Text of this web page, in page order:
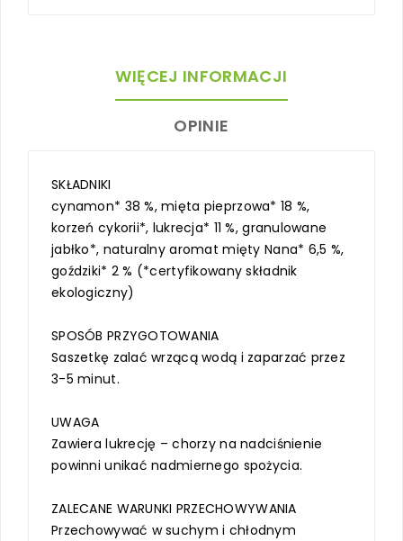
WIĘCEJ INFORMACJI
OPINIE
SKŁADNIKI
cynamon* 38 %, mięta pieprzowa* 18 %,
korzeń cykorii*, lukrecja* 11 %, granulowane
jabłko*, naturalny aromat mięty Nana* 6,5 %,
goździki* 2 % (*certyfikowany składnik
ekologiczny)
SPOSÓB PRZYGOTOWANIA
Saszetkę zalać wrzącą wodą i zaparzać przez
3-5 minut.
UWAGA
Zawiera lukrecję – chorzy na nadciśnienie
powinni unikać nadmiernego spożycia.
ZALECANE WARUNKI PRZECHOWYWANIA
Przechowywać w suchym i chłodnym